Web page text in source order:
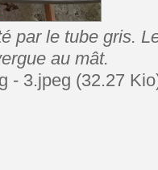
par le tube gris.
au mât.
- 3.jpeg (32.27